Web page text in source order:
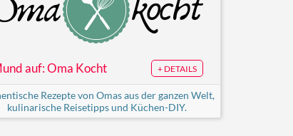
auf: Oma Kocht + DETAILS
Rezepte von Omas aus der ganzen Welt,
kulinarische Reisetipps und Küchen-DIY.